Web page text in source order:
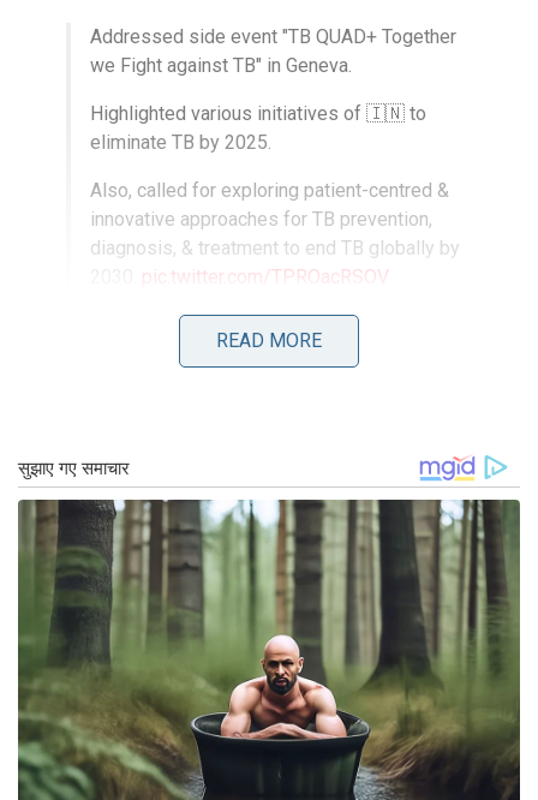
Addressed side event "TB QUAD+ Together
we Fight against TB" in Geneva.
Highlighted various initiatives of 🇮🇳 to
eliminate TB by 2025.
Also, called for exploring patient-centred &
innovative approaches for TB prevention,
diagnosis, & treatment to end TB globally by
pic.twitter.com/TPROacRSOV
— Dr Mansukh Mandaviya
(@mansukhmandviya)May 25, 2023
सितंबर में होने वाली क्षय रोग पर संयुक्त राष्ट्र की आगामी
उच्च स्तरीय बैठक के महत्व पर भी जोर दिया।
उन्होंने कहा कि 2015 से 2022 तक भारत में टीबी की
घटनाओं में 13 प्रतिशत की कमी देखी गई है, जो 10 प्रतिशत
की वैश्विक कमी दर को पार कर गया है। वैश्विक कमी दर 5.9
प्रतिशत।
शीघ्र निदान, उपचार और निवारक उपायों के महत्व को
स्वीकार करते हुए, मंडाविया ने कहा, “सभी लापता मामलों की
पहचान करने और ‘पहुंचे’ तक पहुंचने के लिए, भारत ने हमारे
READ MORE